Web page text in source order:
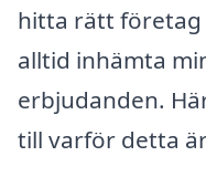
hitta rätt
alltid inhämta
erbjudanden.
till varför detta